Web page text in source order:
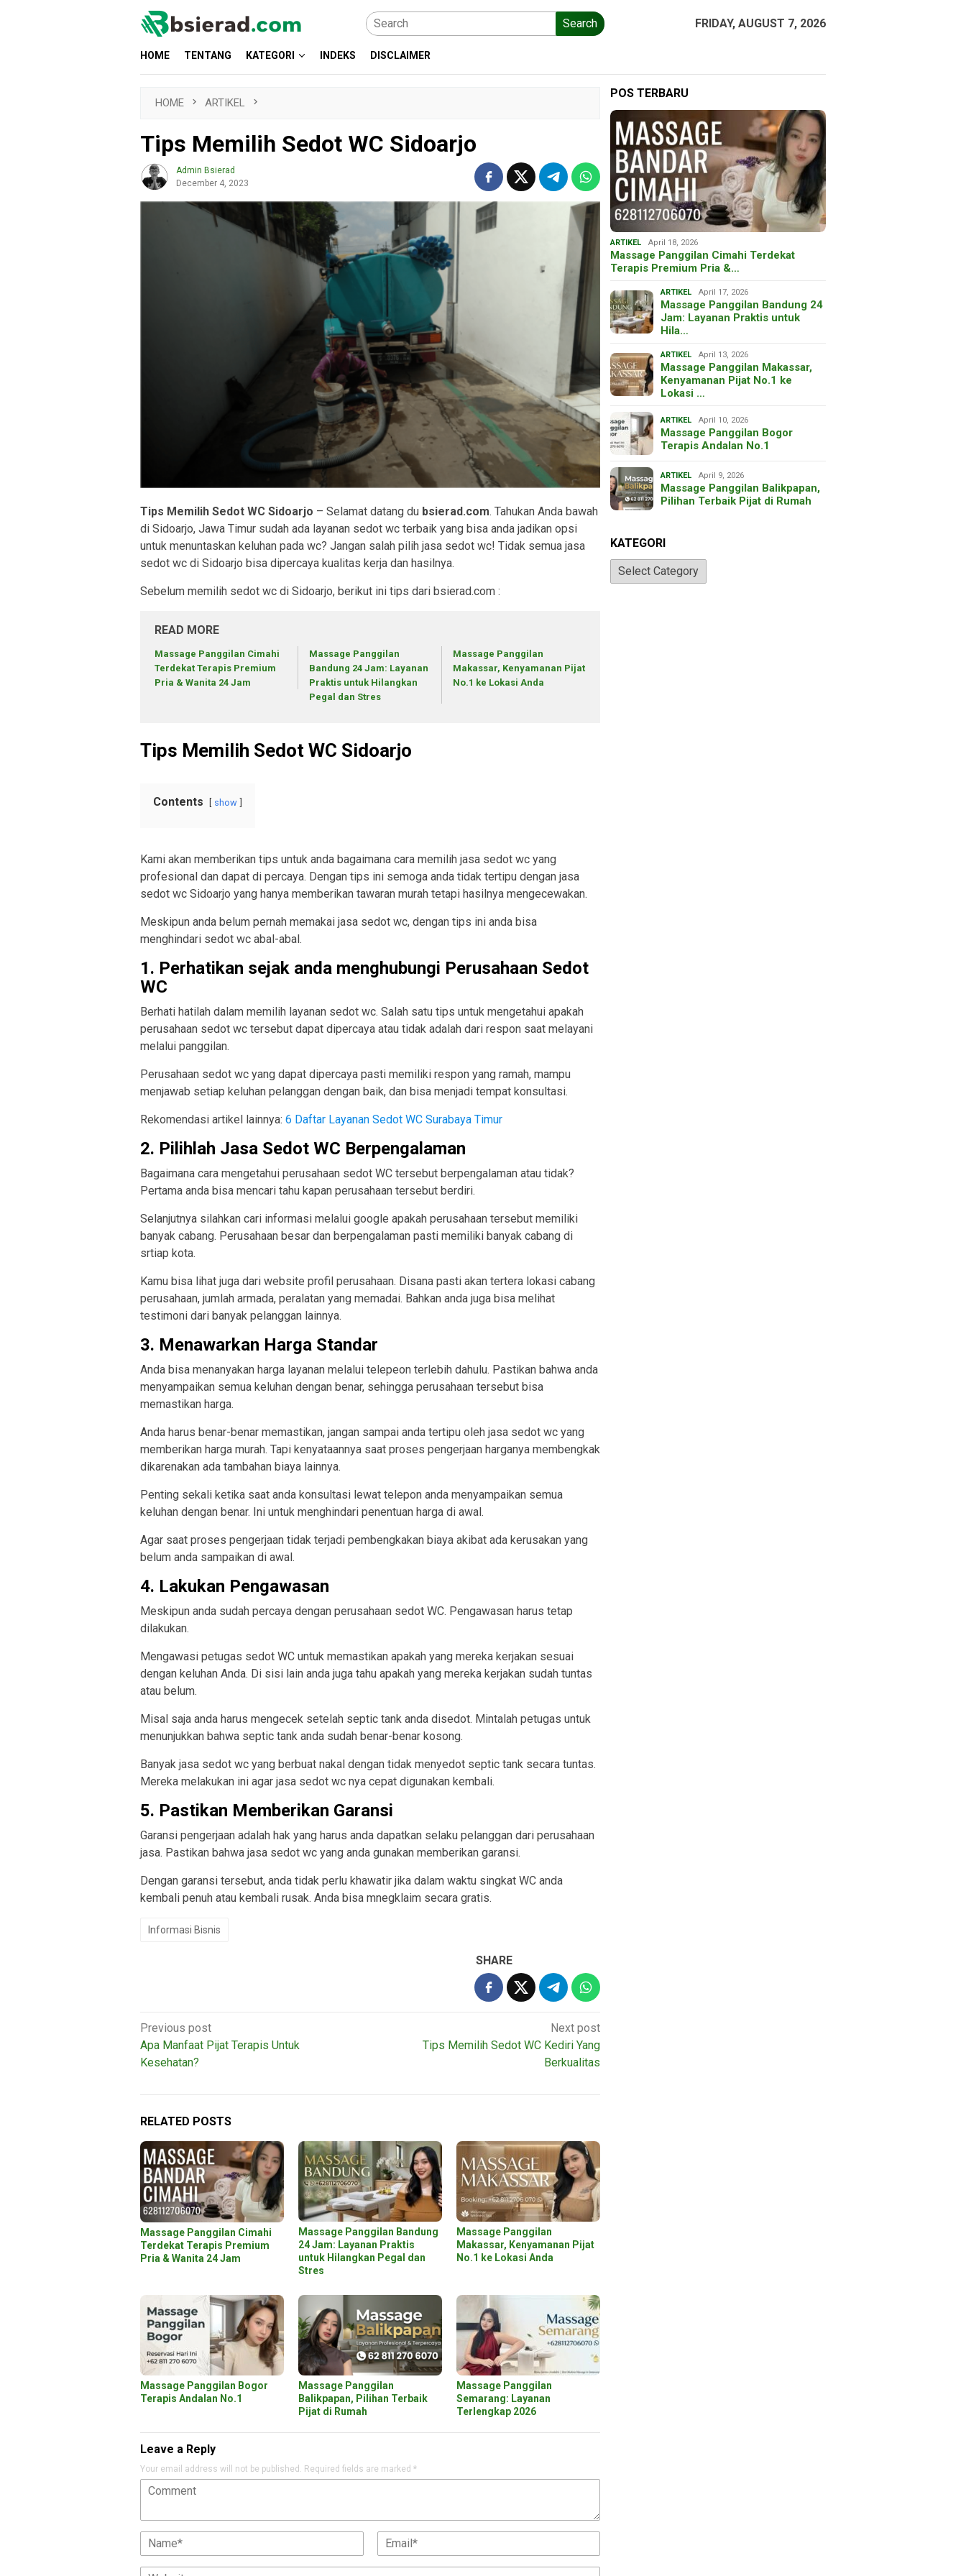
Search FRIDAY, AUGUST 7, 2026
HOME TENTANG KATEGORI INDEKS DISCLAIMER
HOME ARTIKEL
Tips Memilih Sedot WC Sidoarjo
Admin Bsierad
December 4, 2023
Tips Memilih Sedot WC Sidoarjo – Selamat datang du bsierad.com. Tahukan Anda bawah
di Sidoarjo, Jawa Timur sudah ada layanan sedot wc terbaik yang bisa anda jadikan opsi
untuk menuntaskan keluhan pada wc? Jangan salah pilih jasa sedot wc! Tidak semua jasa
sedot wc di Sidoarjo bisa dipercaya kualitas kerja dan hasilnya.
Sebelum memilih sedot wc di Sidoarjo, berikut ini tips dari bsierad.com :
READ MORE
Massage Panggilan Cimahi
Terdekat Terapis Premium
Pria & Wanita 24 Jam
Massage Panggilan
Bandung 24 Jam: Layanan
Praktis untuk Hilangkan
Pegal dan Stres
Massage Panggilan
Makassar, Kenyamanan Pijat
No.1 ke Lokasi Anda
Tips Memilih Sedot WC Sidoarjo
Contents show
Kami akan memberikan tips untuk anda bagaimana cara memilih jasa sedot wc yang
profesional dan dapat di percaya. Dengan tips ini semoga anda tidak tertipu dengan jasa
sedot wc Sidoarjo yang hanya memberikan tawaran murah tetapi hasilnya mengecewakan.
Meskipun anda belum pernah memakai jasa sedot wc, dengan tips ini anda bisa
menghindari sedot wc abal-abal.
1. Perhatikan sejak anda menghubungi Perusahaan Sedot
WC
Berhati hatilah dalam memilih layanan sedot wc. Salah satu tips untuk mengetahui apakah
perusahaan sedot wc tersebut dapat dipercaya atau tidak adalah dari respon saat melayani
melalui panggilan.
Perusahaan sedot wc yang dapat dipercaya pasti memiliki respon yang ramah, mampu
menjawab setiap keluhan pelanggan dengan baik, dan bisa menjadi tempat konsultasi.
Rekomendasi artikel lainnya: 6 Daftar Layanan Sedot WC Surabaya Timur
2. Pilihlah Jasa Sedot WC Berpengalaman
Bagaimana cara mengetahui perusahaan sedot WC tersebut berpengalaman atau tidak?
Pertama anda bisa mencari tahu kapan perusahaan tersebut berdiri.
Selanjutnya silahkan cari informasi melalui google apakah perusahaan tersebut memiliki
banyak cabang. Perusahaan besar dan berpengalaman pasti memiliki banyak cabang di
srtiap kota.
Kamu bisa lihat juga dari website profil perusahaan. Disana pasti akan tertera lokasi cabang
perusahaan, jumlah armada, peralatan yang memadai. Bahkan anda juga bisa melihat
testimoni dari banyak pelanggan lainnya.
3. Menawarkan Harga Standar
Anda bisa menanyakan harga layanan melalui telepeon terlebih dahulu. Pastikan bahwa anda
menyampaikan semua keluhan dengan benar, sehingga perusahaan tersebut bisa
memastikan harga.
Anda harus benar-benar memastikan, jangan sampai anda tertipu oleh jasa sedot wc yang
memberikan harga murah. Tapi kenyataannya saat proses pengerjaan harganya membengkak
dikarenakan ada tambahan biaya lainnya.
Penting sekali ketika saat anda konsultasi lewat telepon anda menyampaikan semua
keluhan dengan benar. Ini untuk menghindari penentuan harga di awal.
Agar saat proses pengerjaan tidak terjadi pembengkakan biaya akibat ada kerusakan yang
belum anda sampaikan di awal.
4. Lakukan Pengawasan
Meskipun anda sudah percaya dengan perusahaan sedot WC. Pengawasan harus tetap
dilakukan.
Mengawasi petugas sedot WC untuk memastikan apakah yang mereka kerjakan sesuai
dengan keluhan Anda. Di sisi lain anda juga tahu apakah yang mereka kerjakan sudah tuntas
atau belum.
Misal saja anda harus mengecek setelah septic tank anda disedot. Mintalah petugas untuk
menunjukkan bahwa septic tank anda sudah benar-benar kosong.
Banyak jasa sedot wc yang berbuat nakal dengan tidak menyedot septic tank secara tuntas.
Mereka melakukan ini agar jasa sedot wc nya cepat digunakan kembali.
5. Pastikan Memberikan Garansi
Garansi pengerjaan adalah hak yang harus anda dapatkan selaku pelanggan dari perusahaan
jasa. Pastikan bahwa jasa sedot wc yang anda gunakan memberikan garansi.
Dengan garansi tersebut, anda tidak perlu khawatir jika dalam waktu singkat WC anda
kembali penuh atau kembali rusak. Anda bisa mnegklaim secara gratis.
Informasi Bisnis
SHARE
Post
navigation
Previous post
Apa Manfaat Pijat Terapis Untuk
Kesehatan?
Next post
Tips Memilih Sedot WC Kediri Yang
Berkualitas
RELATED POSTS
Massage Panggilan Cimahi
Terdekat Terapis Premium
Pria & Wanita 24 Jam
Massage Panggilan Bandung
24 Jam: Layanan Praktis
untuk Hilangkan Pegal dan
Stres
Massage Panggilan
Makassar, Kenyamanan Pijat
No.1 ke Lokasi Anda
Massage Panggilan Bogor
Terapis Andalan No.1
Massage Panggilan
Balikpapan, Pilihan Terbaik
Pijat di Rumah
Massage Panggilan
Semarang: Layanan
Terlengkap 2026
Leave a Reply
Your email address will not be published. Required fields are marked *
POS TERBARU
ARTIKEL April 18, 2026
Massage Panggilan Cimahi Terdekat
Terapis Premium Pria &…
ARTIKEL April 17, 2026
Massage Panggilan Bandung 24
Jam: Layanan Praktis untuk
Hila…
ARTIKEL April 13, 2026
Massage Panggilan Makassar,
Kenyamanan Pijat No.1 ke
Lokasi …
ARTIKEL April 10, 2026
Massage Panggilan Bogor
Terapis Andalan No.1
ARTIKEL April 9, 2026
Massage Panggilan Balikpapan,
Pilihan Terbaik Pijat di Rumah
KATEGORI
Kategori